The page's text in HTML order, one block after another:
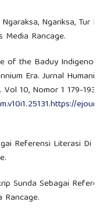
Ngariksa, Tur
Media Rancage.
of the Baduy
Era. Jurnal
10, Nomor 1 179-
Referensi Literasi Di
Sunda Sebagai
Rancage.